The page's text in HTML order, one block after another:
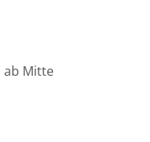
ab Mitte